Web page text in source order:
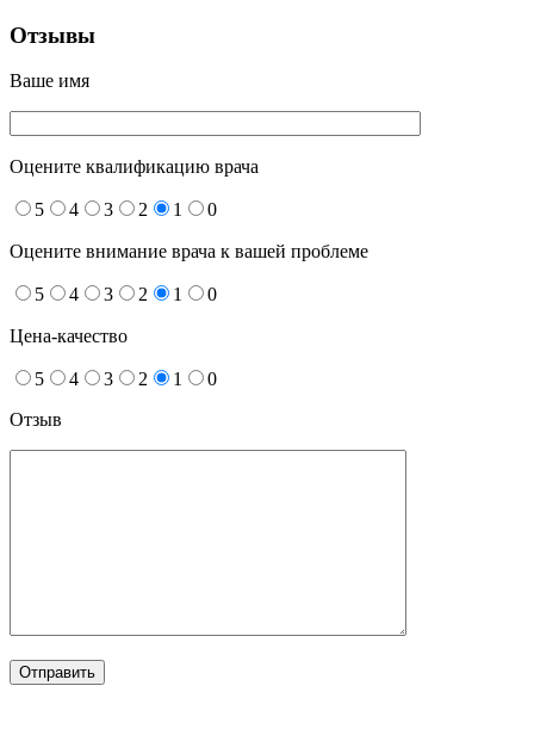
Отзывы
Ваше имя
Оцените квалификацию врача
5 4 3 2 1 0
Оцените внимание врача к вашей проблеме
5 4 3 2 1 0
Цена-качество
5 4 3 2 1
0
Отзыв